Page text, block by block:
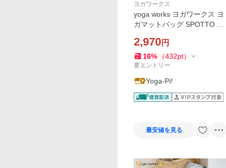
ヨガワークス
yoga works ヨガワークス ヨ
ガマットバッグ SPOTTO Y
量 ポケット付き 幅広設計 持
ち運び簡単 ヨガスタジオ レ
ッスン オールマイティ
2,970円
16% （432pt）
要エントリー
Yoga-Pi!
最安値を見る